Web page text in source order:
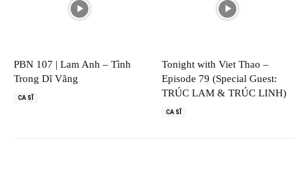
PBN 107 | Lam Anh – Tình
Trong Dĩ Vãng
CA SĨ
Tonight with Viet Thao –
Episode 79 (Special Guest:
TRÚC LAM & TRÚC LINH)
CA SĨ